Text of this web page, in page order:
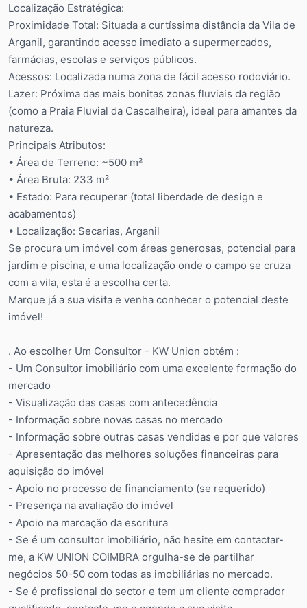
Localização Estratégica:
⁠Proximidade Total: Situada a curtíssima distância da Vila de
Arganil, garantindo acesso imediato a supermercados,
farmácias, escolas e serviços públicos.
⁠Acessos: Localizada numa zona de fácil acesso rodoviário.
⁠Lazer: Próxima das mais bonitas zonas fluviais da região
(como a Praia Fluvial da Cascalheira), ideal para amantes da
natureza.
Principais Atributos:
•⁠ ⁠Área de Terreno: ~500 m²
•⁠ ⁠Área Bruta: 233 m²
•⁠ ⁠Estado: Para recuperar (total liberdade de design e
acabamentos)
•⁠ ⁠Localização: Secarias, Arganil
Se procura um imóvel com áreas generosas, potencial para
jardim e piscina, e uma localização onde o campo se cruza
com a vila, esta é a escolha certa.
Marque já a sua visita e venha conhecer o potencial deste
imóvel!
. Ao escolher Um Consultor - KW Union obtém :
- Um Consultor imobiliário com uma excelente formação do
mercado
- Visualização das casas com antecedência
- Informação sobre novas casas no mercado
- Informação sobre outras casas vendidas e por que valores
- Apresentação das melhores soluções financeiras para
aquisição do imóvel
- Apoio no processo de financiamento (se requerido)
- Presença na avaliação do imóvel
- Apoio na marcação da escritura
- Se é um consultor imobiliário, não hesite em contactar-
me, a KW UNION COIMBRA orgulha-se de partilhar
negócios 50-50 com todas as imobiliárias no mercado.
- Se é profissional do sector e tem um cliente comprador